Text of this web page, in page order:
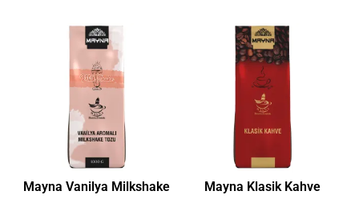
Mayna Vanilya Milkshake Mayna Klasik Kahve